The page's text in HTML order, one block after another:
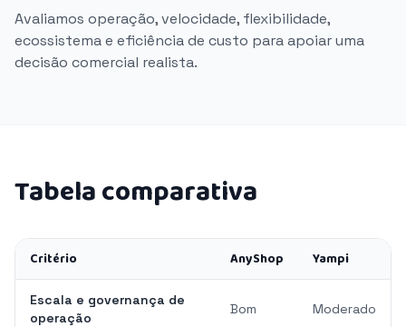
Avaliamos operação, velocidade, flexibilidade,
ecossistema e eficiência de custo para apoiar uma
decisão comercial realista.
Tabela comparativa
Critério AnyShop Yampi
Escala e governança de
operação
Bom Moderado